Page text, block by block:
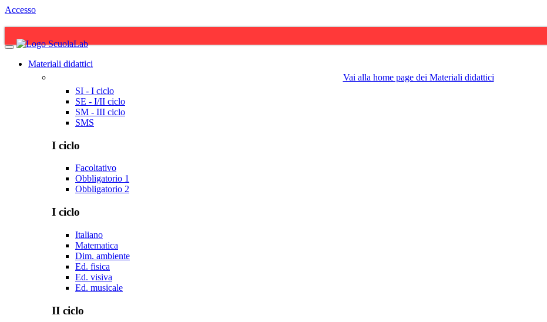
Accesso
Materiali didattici
Vai alla home page dei Materiali didattici
SI - I ciclo
SE - I/II ciclo
SM - III ciclo
SMS
I ciclo
Facoltativo
Obbligatorio 1
Obbligatorio 2
I ciclo
Italiano
Matematica
Dim. ambiente
Ed. fisica
Ed. visiva
Ed. musicale
II ciclo